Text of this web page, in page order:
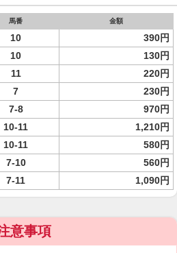
馬番 金額
10 390円
10
130円
11
220円
7
230円
7-8
970円
10-11 1,210円
10-11
580円
7-10
560円
7-11
1,090円
意事項